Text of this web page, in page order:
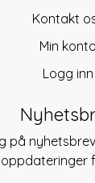
Kontakt
Min konto
Logg inn
på
oppdateringer